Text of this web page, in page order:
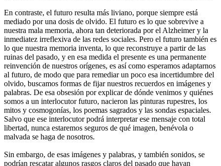
En contraste, el futuro resulta más liviano, porque siempre está
mediado por una dosis de olvido. El futuro es lo que sobrevive a
nuestra mala memoria, ahora tan deteriorada por el Alzheimer y la
inmediatez irreflexiva de las redes sociales. Pero el futuro también es
lo que nuestra memoria inventa, lo que reconstruye a partir de las
ruinas del pasado, y en esa medida el presente es una permanente
reinvención de nuestros orígenes, es así como esperamos adaptarnos
al futuro, de modo que para remediar un poco esa incertidumbre del
olvido, buscamos formas de fijar nuestros recuerdos en imágenes y
palabras. De esa obsesión por explicar de dónde venimos y quiénes
somos a un interlocutor futuro, nacieron las pinturas rupestres, los
mitos y cosmogonías, los poemas sagrados y las sondas espaciales.
Salvo que ese interlocutor podrá interpretar ese mensaje con total
libertad, nunca estaremos seguros de qué imagen, benévola o
malvada se haga de nosotros.
Sin embargo, de esas imágenes y palabras, y también sonidos, se
podrían rescatar algunos rasgos claros del pasado que hayan